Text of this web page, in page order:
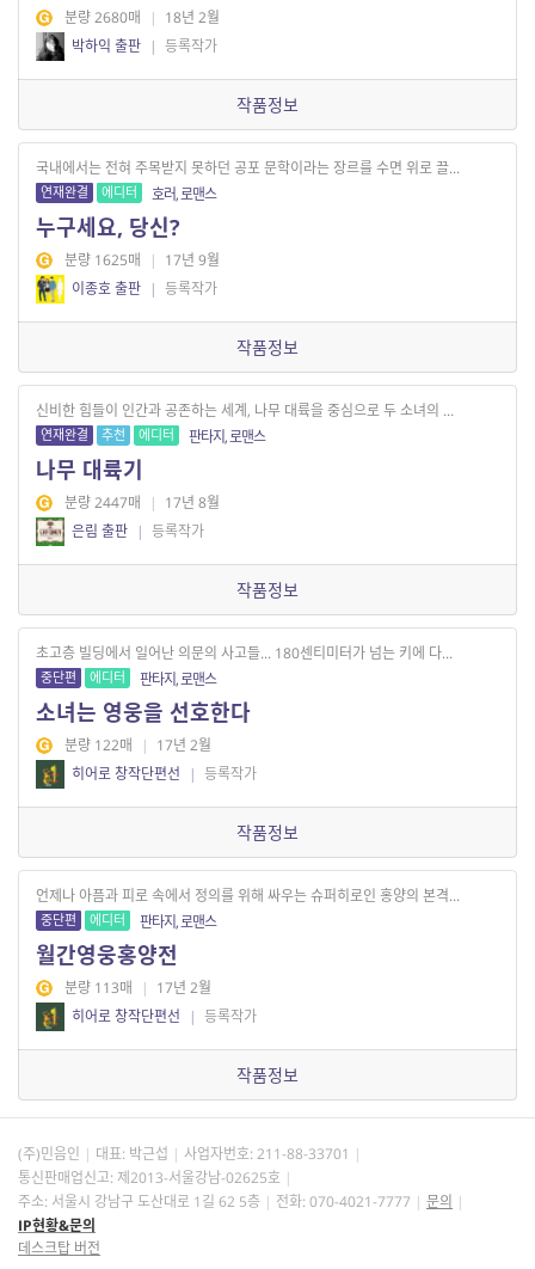
분량 2680매 | 18년 2월
박하익 출판 | 등록작가
작품정보
국내에서는 전혀 주목받지 못하던 공포 문학이라는 장르를 수면 위로 끌...
연재완결 에디터 호러, 로맨스
누구세요, 당신?
분량 1625매 | 17년 9월
이종호 출판 | 등록작가
작품정보
신비한 힘들이 인간과 공존하는 세계, 나무 대륙을 중심으로 두 소녀의 ...
연재완결 추천 에디터 판타지, 로맨스
나무 대륙기
분량 2447매 | 17년 8월
은림 출판 | 등록작가
작품정보
초고층 빌딩에서 일어난 의문의 사고들... 180센티미터가 넘는 키에 다...
중단편 에디터 판타지, 로맨스
소녀는 영웅을 선호한다
분량 122매 | 17년 2월
히어로 창작단편선
| 등록작가
작품정보
언제나 아픔과 피로 속에서 정의를 위해 싸우는 슈퍼히로인 홍양의 본격...
중단편 에디터 판타지, 로맨스
월간영웅홍양전
분량 113매 | 17년 2월
히어로 창작단편선
| 등록작가
작품정보
(주)민음인 대표: 박근섭 사업자번호: 211-88-33701
통신판매업신고: 제2013-서울강남-02625호
주소: 서울시 강남구 도산대로 1길 62 5층
전화: 070-4021-7777
문의
IP현황&문의
데스크탑 버전